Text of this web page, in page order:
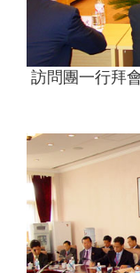
訪問團一行拜